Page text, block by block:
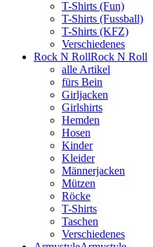
T-Shirts (Fun)
T-Shirts (Fussball)
T-Shirts (KFZ)
Verschiedenes
Rock N RollRock N Roll
alle Artikel
fürs Bein
Girljacken
Girlshirts
Hemden
Hosen
Kinder
Kleider
Männerjacken
Mützen
Röcke
T-Shirts
Taschen
Verschiedenes